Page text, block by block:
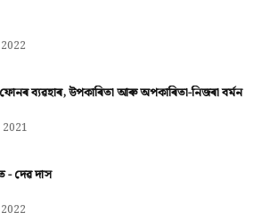
ব্যৱহাৰ, উপকাৰিতা আৰু অপকাৰিতা-নিজৰা বৰ্মন
- দেৱ দাস